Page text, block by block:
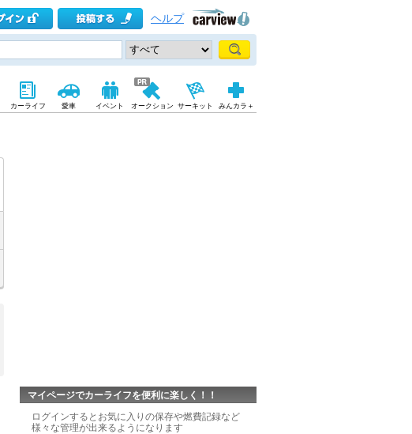
ヘルプ
カーライフ 愛車 イベント オークション サーキット みんカラ＋
マイページでカーライフを便利に楽しく！！
ログインするとお気に入りの保存や燃費記録など
様々な管理が出来るようになります